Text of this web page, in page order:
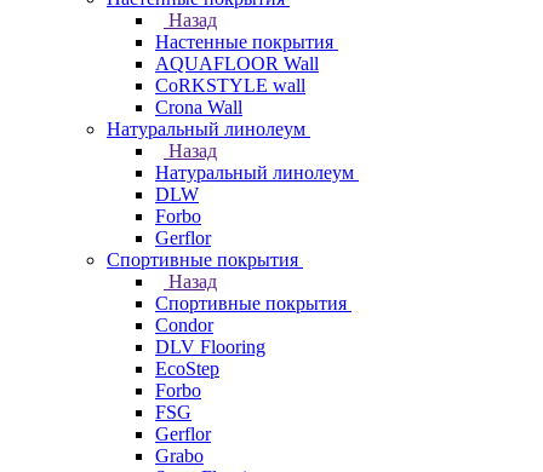
Назад
Настенные покрытия
AQUAFLOOR Wall
CoRKSTYLE wall
Crona Wall
Натуральный линолеум
Назад
Натуральный линолеум
DLW
Forbo
Gerflor
Спортивные покрытия
Назад
Спортивные покрытия
Condor
DLV Flooring
EcoStep
Forbo
FSG
Gerflor
Grabo